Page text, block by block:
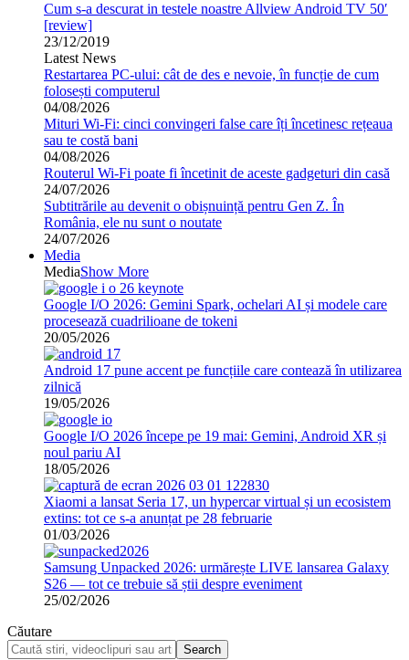
Cum s-a descurat in testele noastre Allview Android TV 50′
[review]
23/12/2019
Latest News
Restartarea PC-ului: cât de des e nevoie, în funcție de cum
folosești computerul
04/08/2026
Mituri Wi-Fi: cinci convingeri false care îți încetinesc rețeaua
sau te costă bani
04/08/2026
Routerul Wi-Fi poate fi încetinit de aceste gadgeturi din casă
24/07/2026
Subtitrările au devenit o obișnuință pentru Gen Z. În
România, ele nu sunt o noutate
24/07/2026
Media
MediaShow More
Google I/O 2026: Gemini Spark, ochelari AI și modele care
procesează cuadrilioane de tokeni
20/05/2026
Android 17 pune accent pe funcțiile care contează în utilizarea
zilnică
19/05/2026
Google I/O 2026 începe pe 19 mai: Gemini, Android XR și
noul pariu AI
18/05/2026
Xiaomi a lansat Seria 17, un hypercar virtual și un ecosistem
extins: tot ce s-a anunțat pe 28 februarie
01/03/2026
Samsung Unpacked 2026: urmărește LIVE lansarea Galaxy
S26 — tot ce trebuie să știi despre eveniment
25/02/2026
Căutare